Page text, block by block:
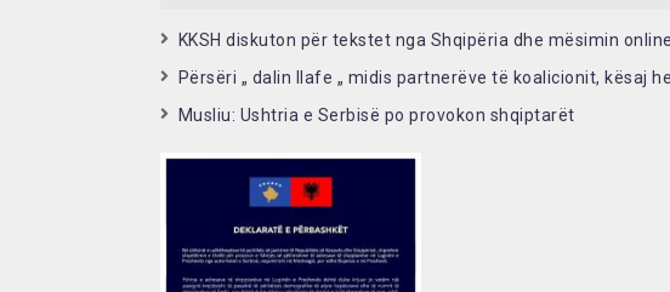
KKSH diskuton për tekstet nga Shqipëria dhe mësimin online
Përsëri „ dalin llafe „ midis partnerëve të koalicionit, kësaj
Musliu: Ushtria e Serbisë po provokon shqiptarët